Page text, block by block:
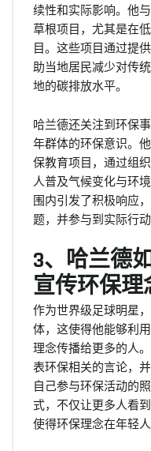
续性和实际影响。他
草根项目，尤其是在
目。这些项目通过提
助当地居民减少对传
地的碳排放水平。
哈兰德还关注到环保
年群体的环保意识。
保教育项目，通过组
人普及气候变化与环
围内引发了积极响应
题，并参与到实际行动
3、哈兰德
宣传环保理
作为世界级足球明星
体，这使得他能够利
理念传播给更多的人
表环保相关的言论，
自己参与环保活动的
式，不仅让更多人看
使得环保理念在年轻